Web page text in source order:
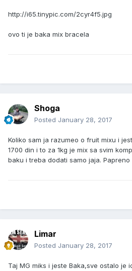
http://i65.tinypic.com/2cyr4f5.jpg
ovo ti je baka mix bracela
Shoga
Posted January 28, 2017
Koliko sam ja razumeo o fruit mixu i
1700 din i to za 1kg je mix sa svim
baku i treba dodati samo jaja.
Limar
Posted January 28, 2017
Taj MG miks i jeste Baka,sve ostalo je